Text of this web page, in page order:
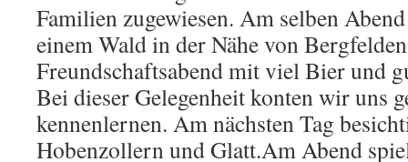
Familien zugewiesen. Am selben
einem Wald in der Nähe von
Freundschaftsabend mit viel Bier und
Bei dieser Gelegenheit konten wir uns
kennenlernen. Am nächsten Tag
Hobenzollern und Glatt.Am Abend